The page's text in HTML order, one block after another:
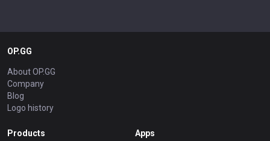
OP.GG
About OP.GG
Company
Blog
Logo history
Products Apps